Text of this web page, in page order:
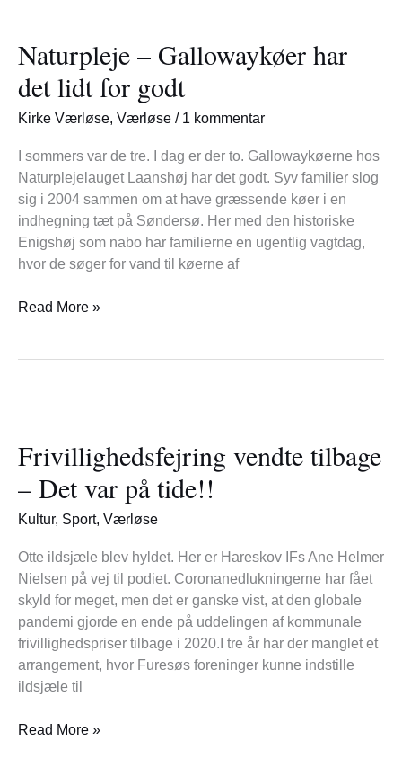
Naturpleje – Gallowaykøer har
det lidt for godt
Kirke Værløse, Værløse / 1 kommentar
I sommers var de tre. I dag er der to. Gallowaykøerne hos
Naturplejelauget Laanshøj har det godt. Syv familier slog
sig i 2004 sammen om at have græssende køer i en
indhegning tæt på Søndersø. Her med den historiske
Enigshøj som nabo har familierne en ugentlig vagtdag,
hvor de søger for vand til køerne af
Gallowaykøer
har
det
lidt
godt
Read More »
Frivillighedsfejring vendte tilbage
– Det var på tide!!
Kultur, Sport, Værløse
Otte ildsjæle blev hyldet. Her er Hareskov IFs Ane Helmer
Nielsen på vej til podiet. Coronanedlukningerne har fået
skyld for meget, men det er ganske vist, at den globale
pandemi gjorde en ende på uddelingen af kommunale
frivillighedspriser tilbage i 2020.I tre år har der manglet et
arrangement, hvor Furesøs foreninger kunne indstille
ildsjæle til
tilbage
–
Det
var
tide!!
Read More »